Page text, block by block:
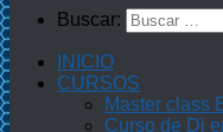
Buscar:
INICIO
CURSOS
Master class
Curso de Dj